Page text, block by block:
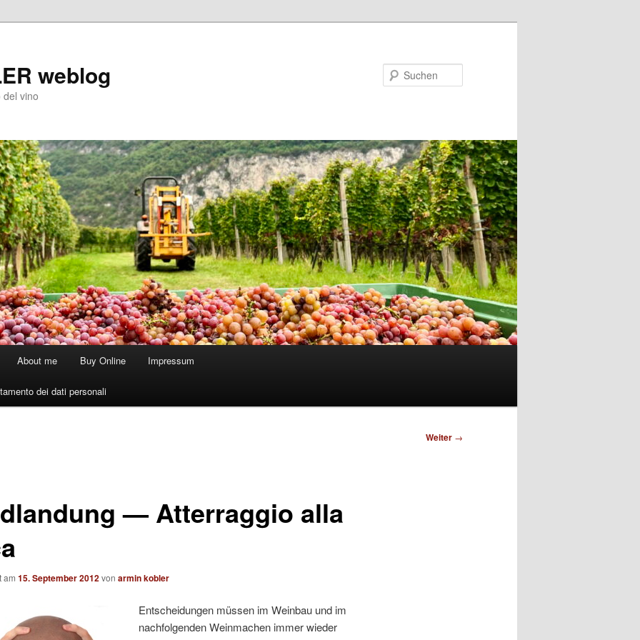
weblog
vino
About me Buy Online Impressum
dei dati personali
Weiter →
— Atterraggio alla
am 15. September 2012von armin kobler
Entscheidungen müssen im Weinbau und im
nachfolgenden Weinmachen immer wieder